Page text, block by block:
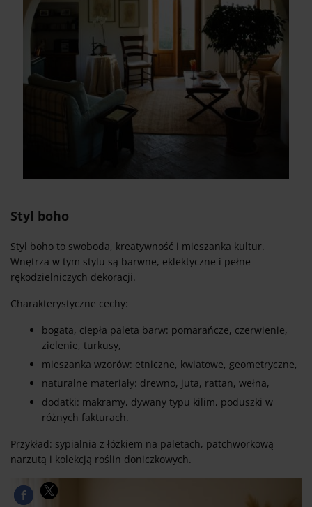
Styl boho
Styl boho to swoboda, kreatywność i mieszanka kultur.
Wnętrza w tym stylu są barwne, eklektyczne i pełne
rękodzielniczych dekoracji.
Charakterystyczne cechy:
bogata, ciepła paleta barw: pomarańcze, czerwienie,
zielenie, turkusy,
mieszanka wzorów: etniczne, kwiatowe, geometryczne,
naturalne materiały: drewno, juta, rattan, wełna,
dodatki: makramy, dywany typu kilim, poduszki w
różnych fakturach.
Przykład: sypialnia z łóżkiem na paletach, patchworkową
narzutą i kolekcją roślin doniczkowych.